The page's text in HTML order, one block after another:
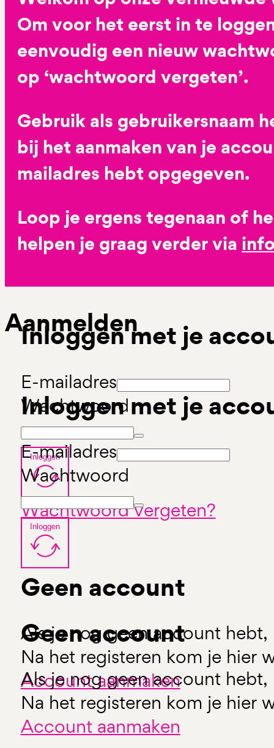
Om voor het eerst in te
eenvoudig een nieuw
op ‘wachtwoord vergeten’.
Gebruik als gebruikersnaam
bij het aanmaken van je
mailadres hebt opgegeven.
Loop je ergens tegenaan of
helpen je graag verder via
Inloggen met je
E-mailadres
Wachtwoord
Inloggen
Wachtwoord vergeten?
Geen account
Als je nog geen account hebt,
Na het registeren kom je hier
Account aanmaken
Aanmelden
Inloggen met je
E-mailadres
Wachtwoord
Inloggen
Geen account
Als je nog geen account hebt,
Na het registeren kom je hier
Account aanmaken